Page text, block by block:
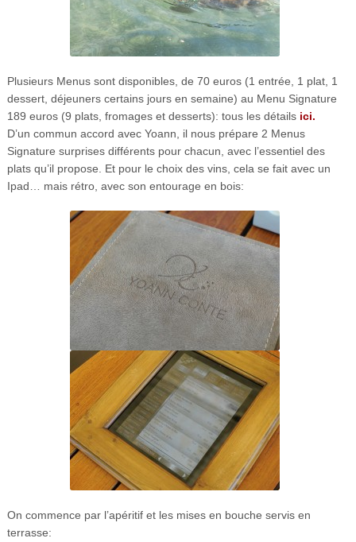
Plusieurs Menus sont disponibles, de 70 euros (1 entrée, 1 plat, 1
dessert, déjeuners certains jours en semaine) au Menu Signature
189 euros (9 plats, fromages et desserts): tous les détails ici.
D’un commun accord avec Yoann, il nous prépare 2 Menus
Signature surprises différents pour chacun, avec l’essentiel des
plats qu’il propose. Et pour le choix des vins, cela se fait avec un
Ipad… mais rétro, avec son entourage en bois:
On commence par l’apéritif et les mises en bouche servis en
terrasse: